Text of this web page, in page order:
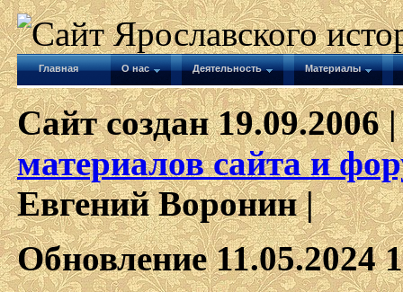
Главная О нас Деятельность Материалы
Сайт создан 19.09.2006
материалов сайта и
Евгений Воронин |
Обновление 11.05.2024